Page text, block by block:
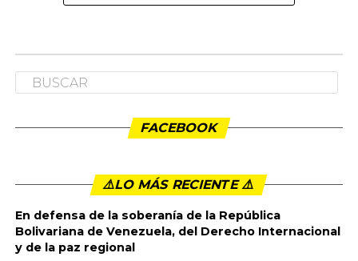
NACIONAL
Elecciones Congreso 2026
RENDICIÓN DE CUENTAS ELECCIONES